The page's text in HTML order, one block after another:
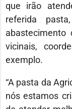
que irão
referida
abastecimento
vicinais,
exemplo.
“A pasta da
nós estamos